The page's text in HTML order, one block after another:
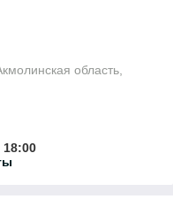
область,
18:00